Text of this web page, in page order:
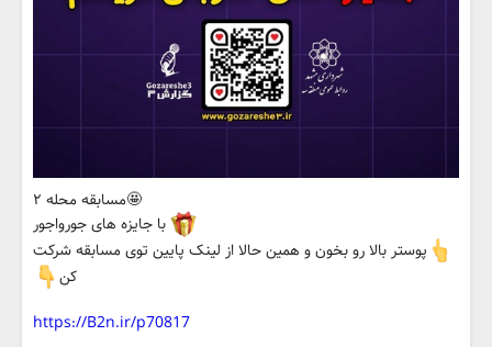
🤩مسابقه محله ۲
با جایزه های جورواجور
پوستر بالا رو بخون و همین حالا از لینک پایین توی مسابقه شرکت
کن
https://B2n.ir/p70817